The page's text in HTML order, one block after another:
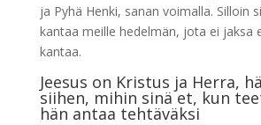
ja Pyhä Henki, sanan voimalla. Silloin
kantaa meille hedelmän, jota ei jaksa
kantaa.
Jeesus on Kristus ja Herra,
siihen, mihin sinä et, kun
hän antaa tehtäväksi